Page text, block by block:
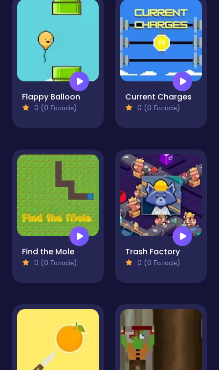
Flappy Balloon
0 (0 Голосів)
Current Charges
0 (0 Голосів)
Find the Mole
0 (0 Голосів)
Trash Factory
0 (0 Голосів)